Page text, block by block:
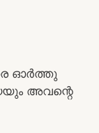
ഓർത്തു
അവന്റെ